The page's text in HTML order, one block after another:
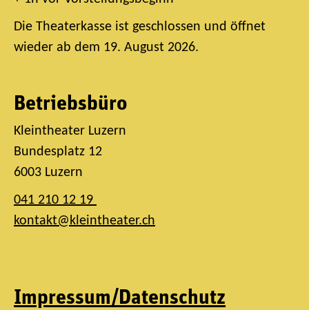
Die Theaterkasse ist geschlossen und öffnet
wieder ab dem 19. August 2026.
Betriebsbüro
Kleintheater Luzern
Bundesplatz 12
6003 Luzern
041 210 12 19
kontakt@kleintheater.ch
Impressum/Datenschutz